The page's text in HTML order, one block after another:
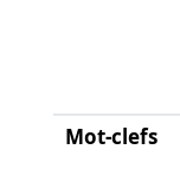
Mot-clefs